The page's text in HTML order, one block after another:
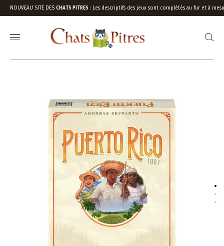
NOUVEAU SITE DES CHATS PITRES : Les descriptifs des jeux sont complétés au fur et à